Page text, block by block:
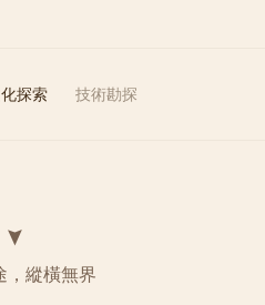
探索 技術勘探
，縱橫無界